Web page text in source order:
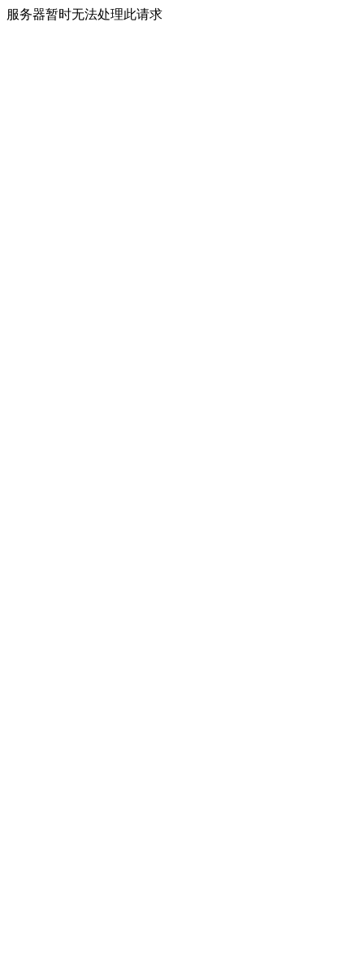
服务器暂时无法处理此请求